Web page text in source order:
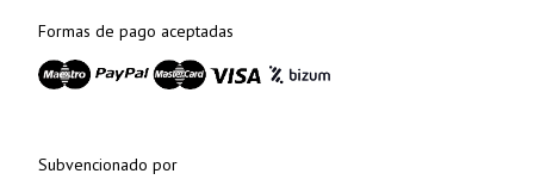
Formas de pago aceptadas
Subvencionado por